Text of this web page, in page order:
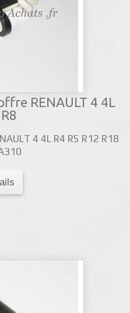
RENAULT 4 4L
4 4L R4 R5 R12 R18